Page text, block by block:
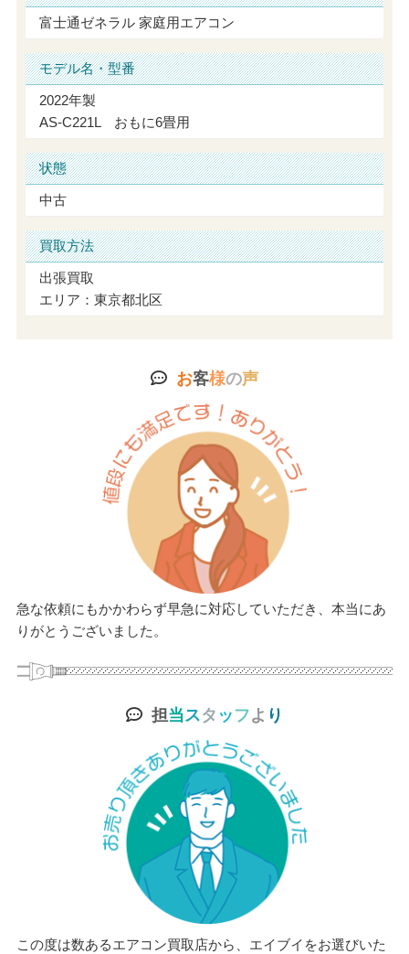
富士通ゼネラル 家庭用エアコン
モデル名・型番
2022年製
AS-C221L おもに6畳用
状態
中古
買取方法
出張買取
エリア：東京都北区
お客様の声
急な依頼にもかかわらず早急に対応していただき、本当にあ
りがとうございました。
担当スタ ッ フよ り
この度は数あるエアコン買取店から、エイブイをお選びいた